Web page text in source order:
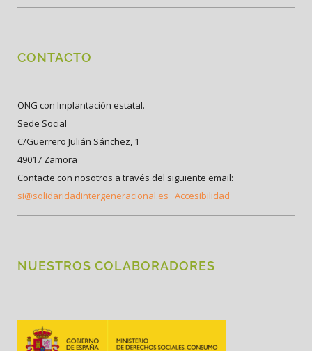
CONTACTO
ONG con Implantación estatal.
Sede Social
C/Guerrero Julián Sánchez, 1
49017 Zamora
Contacte con nosotros a través del siguiente email:
si@solidaridadintergeneracional.es Accesibilidad
NUESTROS COLABORADORES